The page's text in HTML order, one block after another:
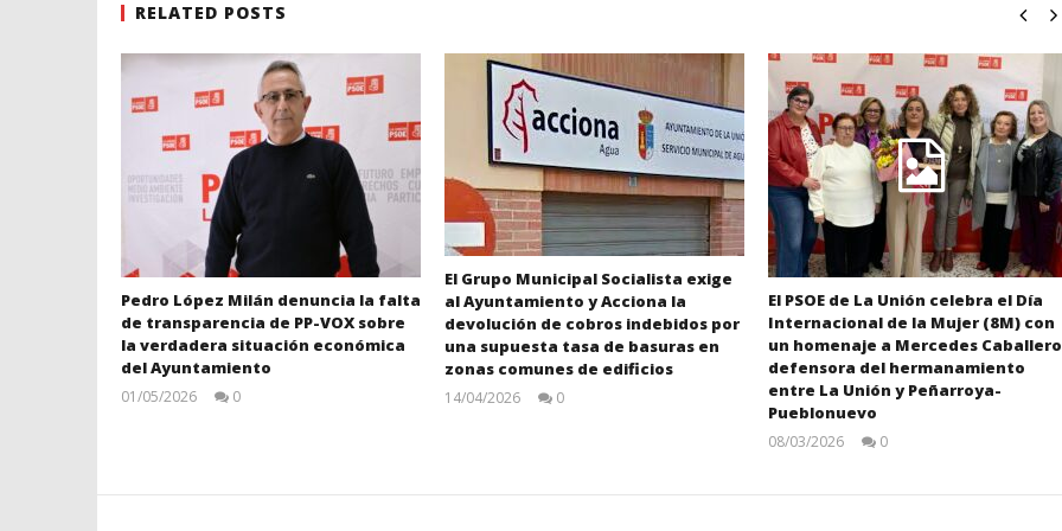
RELATED POSTS
Pedro López Milán denuncia la falta
de transparencia de PP-VOX sobre
la verdadera situación económica
del Ayuntamiento
01/05/2026
0
El Grupo Municipal Socialista exige
al Ayuntamiento y Acciona la
devolución de cobros indebidos por
una supuesta tasa de basuras en
zonas comunes de edificios
14/04/2026
0
El PSOE de La Unión celebra el Día
Internacional de la Mujer (8M) con
un homenaje a Mercedes
defensora del hermanamiento
entre La Unión y Peñarroya-
Pueblonuevo
08/03/2026
0